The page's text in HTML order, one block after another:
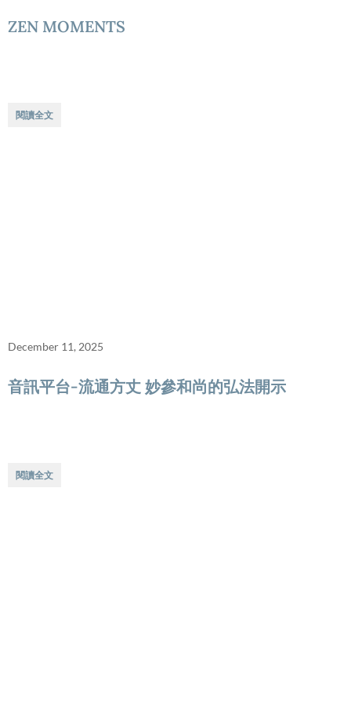
ZEN MOMENTS
閱讀全文
December 11, 2025
音訊平台-流通方丈 妙參和尚的弘法開示
閱讀全文